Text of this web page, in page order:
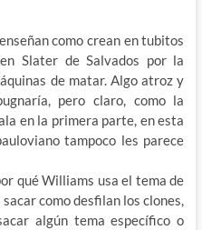
como crean en tubitos
Slater de Salvados por la
de matar. Algo atroz y
pero claro, como la
en la primera parte, en esta
tampoco les parece
qué Williams usa el tema de
como desfilan los clones,
algún tema específico o